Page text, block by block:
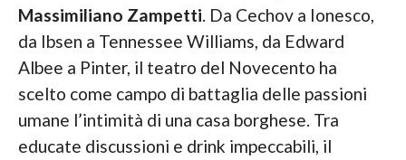
Massimiliano Zampetti. Da Cechov a Ionesco,
da Ibsen a Tennessee Williams, da Edward
Albee a Pinter, il teatro del Novecento ha
scelto come campo di battaglia delle passioni
umane l’intimità di una casa borghese. Tra
educate discussioni e drink impeccabili, il